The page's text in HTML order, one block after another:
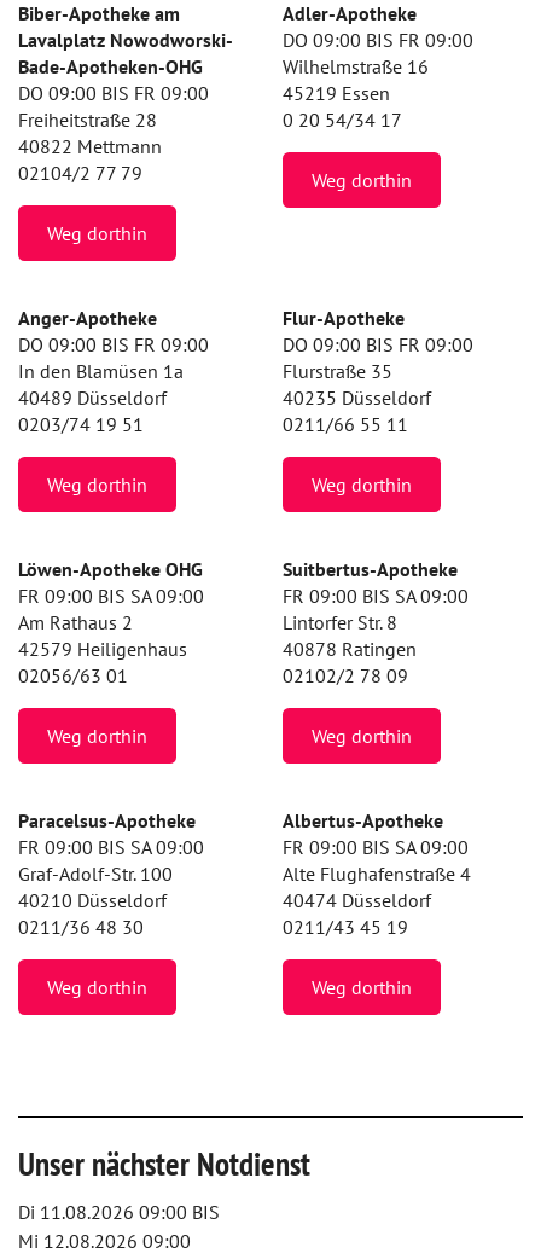
Biber-Apotheke am
Lavalplatz Nowodworski-
Bade-Apotheken-OHG
DO 09:00 BIS FR 09:00
Freiheitstraße 28
40822 Mettmann
02104/2 77 79
Weg dorthin
Adler-Apotheke
DO 09:00 BIS FR 09:00
Wilhelmstraße 16
45219 Essen
0 20 54/34 17
Weg dorthin
Anger-Apotheke
DO 09:00 BIS FR 09:00
In den Blamüsen 1a
40489 Düsseldorf
0203/74 19 51
Weg dorthin
Flur-Apotheke
DO 09:00 BIS FR 09:00
Flurstraße 35
40235 Düsseldorf
0211/66 55 11
Weg dorthin
Löwen-Apotheke OHG
FR 09:00 BIS SA 09:00
Am Rathaus 2
42579 Heiligenhaus
02056/63 01
Weg dorthin
Suitbertus-Apotheke
FR 09:00 BIS SA 09:00
Lintorfer Str. 8
40878 Ratingen
02102/2 78 09
Weg dorthin
Paracelsus-Apotheke
FR 09:00 BIS SA 09:00
Graf-Adolf-Str. 100
40210 Düsseldorf
0211/36 48 30
Weg dorthin
Albertus-Apotheke
FR 09:00 BIS SA 09:00
Alte Flughafenstraße 4
40474 Düsseldorf
0211/43 45 19
Weg dorthin
Unser nächster Notdienst
Di 11.08.2026 09:00 BIS
Mi 12.08.2026 09:00